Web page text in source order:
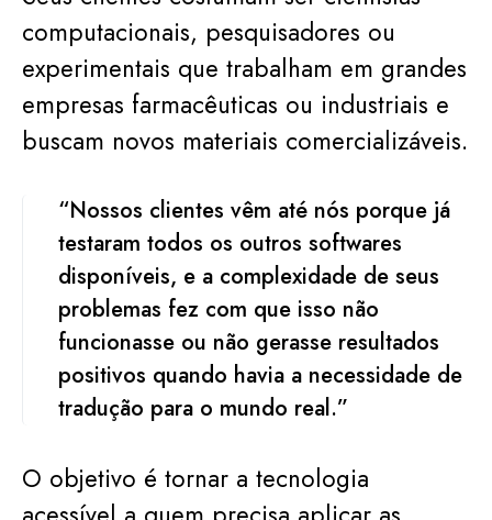
computacionais, pesquisadores ou
experimentais que trabalham em grandes
empresas farmacêuticas ou industriais e
buscam novos materiais comercializáveis.
“Nossos clientes vêm até nós porque já
testaram todos os outros softwares
disponíveis, e a complexidade de seus
problemas fez com que isso não
funcionasse ou não gerasse resultados
positivos quando havia a necessidade de
tradução para o mundo real.”
O objetivo é tornar a tecnologia